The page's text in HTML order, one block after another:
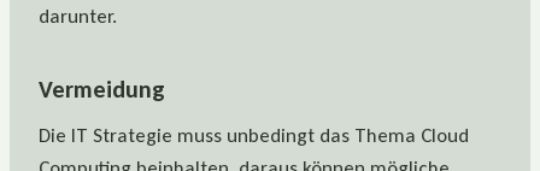
darunter.
Vermeidung
Die IT Strategie muss unbedingt das Thema Cloud